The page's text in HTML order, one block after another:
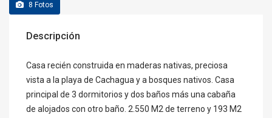
8 Fotos
Descripción
Casa recién construida en maderas nativas, preciosa
vista a la playa de Cachagua y a bosques nativos. Casa
principal de 3 dormitorios y dos baños más una cabaña
de alojados con otro baño. 2.550 M2 de terreno y 193 M2